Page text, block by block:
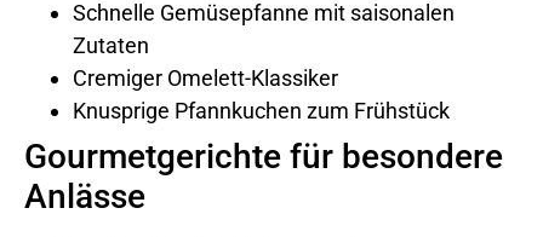
Schnelle Gemüsepfanne mit saisonalen
Zutaten
Cremiger Omelett-Klassiker
Knusprige Pfannkuchen zum Frühstück
Gourmetgerichte für besondere
Anlässe